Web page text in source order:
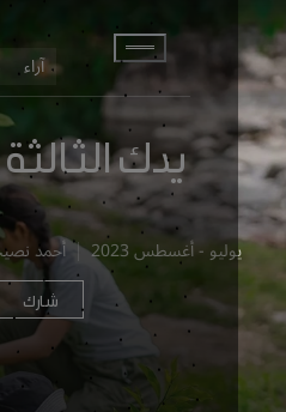
آراء مع
يدك الثالثة
- أغسطس 2023 أحمد نصيب